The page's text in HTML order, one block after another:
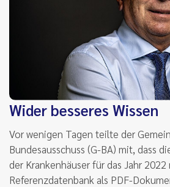
Wider besseres Wissen
Vor wenigen Tagen teilte der
Bundesausschuss (G-BA) mit, dass
der Krankenhäuser für das Jahr
Referenzdatenbank als PDF-